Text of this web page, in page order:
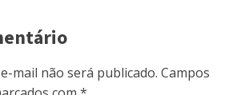
mail não será publicado. Campos